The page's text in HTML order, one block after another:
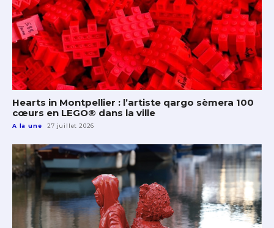
Hearts in Montpellier : l’artiste qargo sèmera 100
cœurs en LEGO® dans la ville
A la une 27 juillet 2026